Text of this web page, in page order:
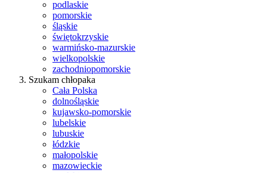
podlaskie
pomorskie
śląskie
świętokrzyskie
warmińsko-mazurskie
wielkopolskie
zachodniopomorskie
Szukam chłopaka
Cała Polska
dolnośląskie
kujawsko-pomorskie
lubelskie
lubuskie
łódzkie
małopolskie
mazowieckie